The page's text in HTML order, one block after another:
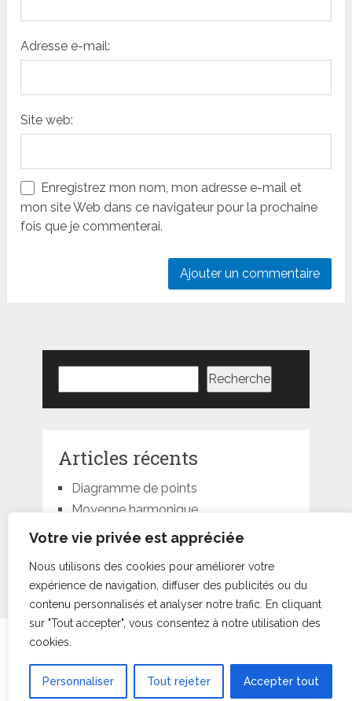
Votre vie privée est appréciée
Nous utilisons des cookies pour améliorer votre
expérience de navigation, diffuser des publicités ou du
contenu personnalisés et analyser notre trafic. En cliquant
sur "Tout accepter", vous consentez à notre utilisation des
cookies.
Personnaliser Tout rejeter Accepter tout
Adresse e-mail:
Site web:
Enregistrez mon nom, mon adresse e-mail et
mon site Web dans ce navigateur pour la prochaine
fois que je commenterai.
Recherche
Articles récents
Diagramme de points
Moyenne harmonique
Moyenne géométrique
Moyenne pondérée
Statorials
Conditions d’Utilisation•À Propos•Contact|Retour au
sommet ↑